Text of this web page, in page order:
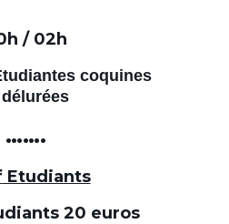
/ 02h
coquines
…….
Etudiants
20 euros